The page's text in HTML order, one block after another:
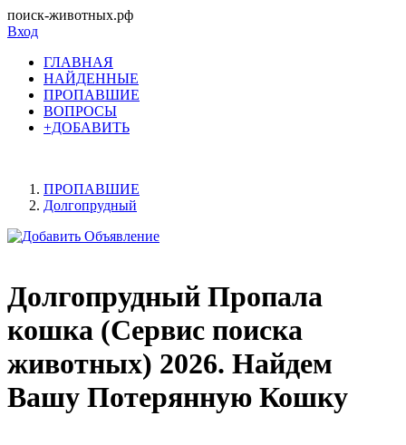
поиск-животных.рф
Вход
ГЛАВНАЯ
НАЙДЕННЫЕ
ПРОПАВШИЕ
ВОПРОСЫ
+ДОБАВИТЬ
ПРОПАВШИЕ
Долгопрудный
Долгопрудный Пропала
кошка (Сервис поиска
животных) 2026. Найдем
Вашу Потерянную Кошку